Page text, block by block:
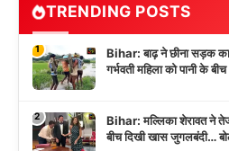
TRENDING POSTS
1
Bihar: बाढ़ ने छीना सड़क का
गर्भवती महिला को पानी के
2
Bihar: मल्लिका शेरावत ने
बीच दिखी खास जुगलबंदी…